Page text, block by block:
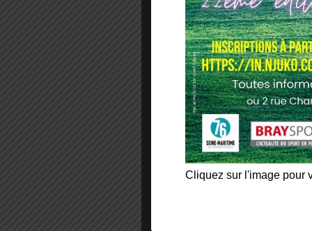
Cliquez sur l'image pour